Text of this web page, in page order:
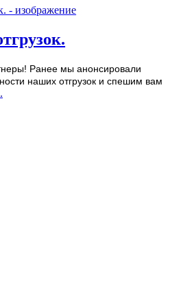
Ранее мы анонсировали
наших отгрузок и спешим вам